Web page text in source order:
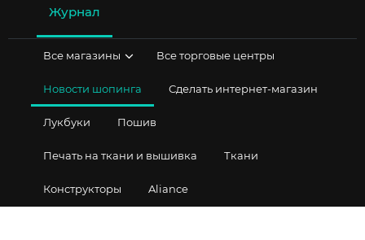
Журнал
Все магазины Все торговые центры
Новости шопинга Сделать интернет-магазин
Лукбуки Пошив
Печать на ткани и вышивка Ткани
Конструкторы Aliance